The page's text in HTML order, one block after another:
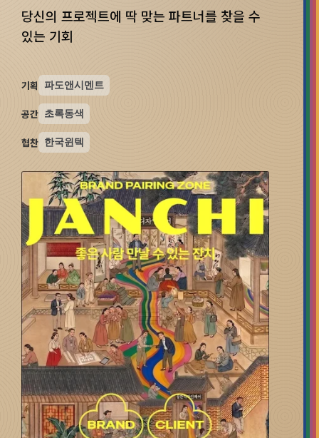
당신의 프로젝트에 딱 맞는 파트너를 찾을 수
있는 기회
기획 파도앤시멘트
공간 초록동색
협찬 한국윈텍